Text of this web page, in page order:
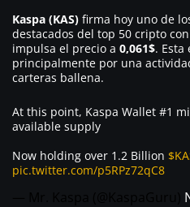
Kaspa (KAS) firma hoy uno de
destacados del top 50 cripto
impulsa el precio a 0,061$. Esta
principalmente por una
carteras ballena.
At this point, Kaspa Wallet #1
available supply
Now holding over 1.2 Billion
pic.twitter.com/p5RPz72qC8